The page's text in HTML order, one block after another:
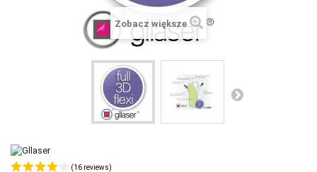
VICTORINOX ZEGARKI
WENGER ZEGARKI
OBAKU DENMARK ZEGARKI
POLECANE PRODUKTY
PROMOCJE
Zobacz większe
(16 reviews)